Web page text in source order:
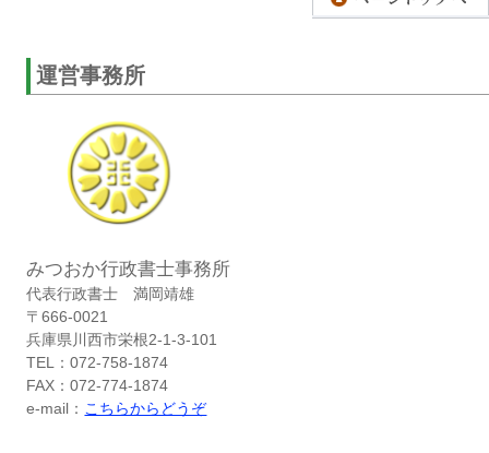
運営事務所
みつおか行政書士事務所
代表行政書士 満岡靖雄
〒666-0021
兵庫県川西市栄根2-1-3-101
TEL：072-758-1874
FAX：072-774-1874
e-mail： こちらからどうぞ